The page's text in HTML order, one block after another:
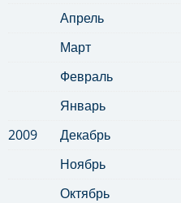
Апрель
Март
Февраль
Январь
2009
Декабрь
Ноябрь
Октябрь